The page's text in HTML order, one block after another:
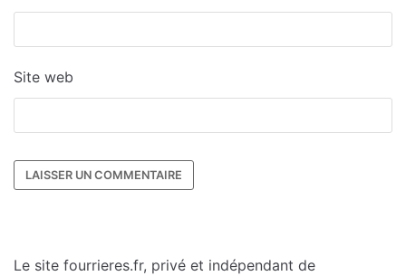
Site web
Le site fourrieres.fr, privé et indépendant de